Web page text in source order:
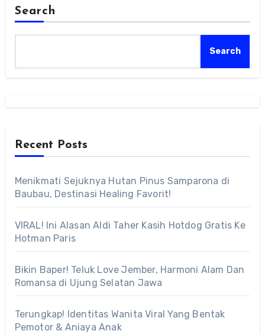
Search
Search
Recent Posts
Menikmati Sejuknya Hutan Pinus Samparona di
Baubau, Destinasi Healing Favorit!
VIRAL! Ini Alasan Aldi Taher Kasih Hotdog Gratis Ke
Hotman Paris
Bikin Baper! Teluk Love Jember, Harmoni Alam Dan
Romansa di Ujung Selatan Jawa
Terungkap! Identitas Wanita Viral Yang Bentak
Pemotor & Aniaya Anak